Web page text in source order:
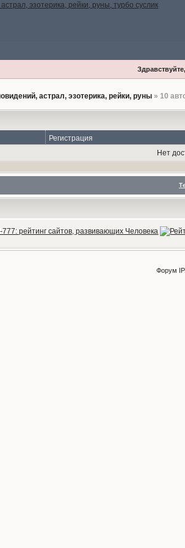
астрал, эзотерика, рейки, руны » 10
Регистрация
Нет
Форум